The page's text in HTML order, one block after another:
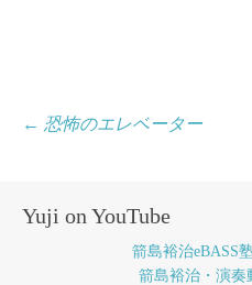
投← 恐怖のエレベーター
Yuji on YouTube
箭島裕治eBASS
箭島裕治・演奏